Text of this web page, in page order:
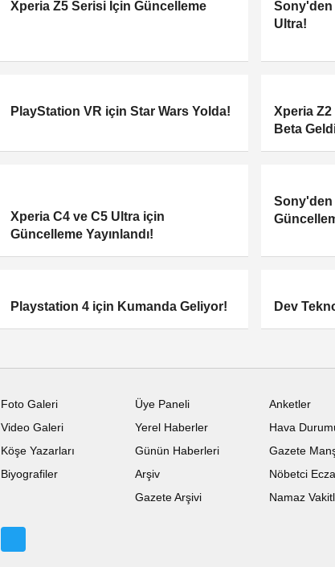
Xperia Z5 Serisi İçin Güncelleme
Sony'den
Ultra!
PlayStation VR için Star Wars Yolda!
Xperia
Beta
Xperia C4 ve C5 Ultra için
Güncelleme Yayınlandı!
Sony'den
Playstation 4 için Kumanda Geliyor! Dev
Foto Galeri
Video Galeri
Köşe Yazarları
Biyografiler
Üye Paneli
Yerel Haberler
Günün Haberleri
Arşiv
Gazete Arşivi
Anketler
Hava
Gazete
Nöbetci
Namaz